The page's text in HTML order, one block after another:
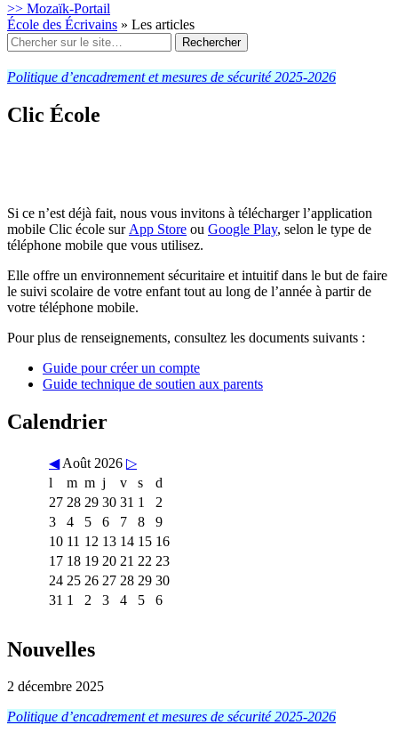
>> Mozaïk-Portail
École des Écrivains » Les articles
Rechercher
:
Politique d’encadrement et mesures de sécurité 2025-2026
Clic École
Si ce n’est déjà fait, nous vous invitons à télécharger l’application
mobile Clic école sur App Store ou Google Play, selon le type de
téléphone mobile que vous utilisez.
Elle offre un environnement sécuritaire et intuitif dans le but de faire
le suivi scolaire de votre enfant tout au long de l’année à partir de
votre téléphone mobile.
Pour plus de renseignements, consultez les documents suivants :
Guide pour créer un compte
Guide technique de soutien aux parents
Calendrier
◀ Août 2026 ▷
l
m m j v s
d
27 28 29 30 31 1
2
3
4 5 6 7 8
9
10 11 12 13 14 15 16
17 18 19 20 21 22 23
24 25 26 27 28 29 30
31 1 2 3 4 5 6
Nouvelles
2 décembre 2025
Politique d’encadrement et mesures de sécurité 2025-2026